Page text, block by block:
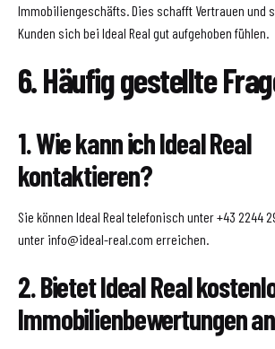
Immobiliengeschäfts. Dies schafft Vertrauen und
Kunden sich bei Ideal Real gut aufgehoben fühlen.
6. Häufig gestellte
1. Wie kann ich Ideal Real
kontaktieren?
Sie können Ideal Real telefonisch unter +43 2244
unter info@ideal-real.com erreichen.
2. Bietet Ideal Real
Immobilienbewertungen